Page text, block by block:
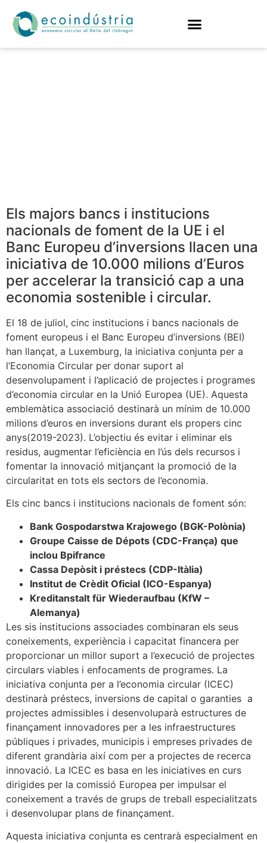
Els majors bancs i institucions
nacionals de foment de la UE i el
Banc Europeu d’inversions llacen una
iniciativa de 10.000 milions d’Euros
per accelerar la transició cap a una
economia sostenible i circular.
El 18 de juliol, cinc institucions i bancs nacionals de
foment europeus i el Banc Europeu d’inversions (BEI)
han llançat, a Luxemburg, la iniciativa conjunta per a
l’Economia Circular per donar suport al
desenvolupament i l’aplicació de projectes i programes
d’economia circular en la Unió Europea (UE). Aquesta
emblemàtica associació destinarà un mínim de 10.000
milions d’euros en inversions durant els propers cinc
anys(2019-2023). L’objectiu és evitar i eliminar els
residus, augmentar l’eficiència en l’ús dels recursos i
fomentar la innovació mitjançant la promoció de la
circularitat en tots els sectors de l’economia.
Els cinc bancs i institucions nacionals de foment són:
Bank Gospodarstwa Krajowego (BGK-Polònia)
Groupe Caisse de Dépots (CDC-França) que
inclou Bpifrance
Cassa Depòsit i préstecs (CDP-Itàlia)
Institut de Crèdit Oficial (ICO-Espanya)
Kreditanstalt für Wiederaufbau (KfW –
Alemanya)
Les sis institucions associades combinaran els seus
coneixements, experiència i capacitat financera per
proporcionar un millor suport a l’execució de projectes
circulars viables i enfocaments de programes. La
iniciativa conjunta per a l’economia circular (ICEC)
destinarà préstecs, inversions de capital o garanties a
projectes admissibles i desenvoluparà estructures de
finançament innovadores per a les infraestructures
públiques i privades, municipis i empreses privades de
diferent grandària així com per a projectes de recerca
innovació. La ICEC es basa en les iniciatives en curs
dirigides per la comissió Europea per impulsar el
coneixement a través de grups de treball especialitzats
i desenvolupar plans de finançament.
Aquesta iniciativa conjunta es centrarà especialment en